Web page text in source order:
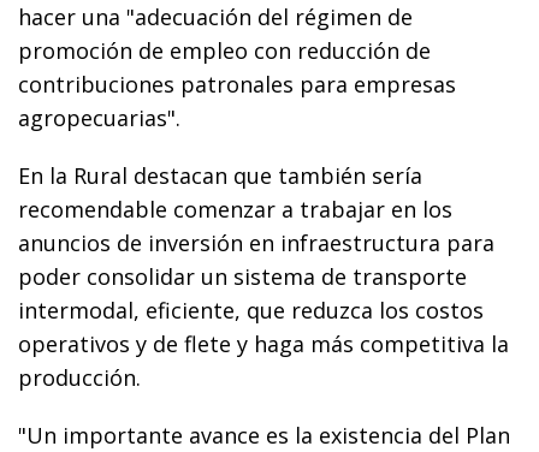
hacer una "adecuación del régimen de
promoción de empleo con reducción de
contribuciones patronales para empresas
agropecuarias".
En la Rural destacan que también sería
recomendable comenzar a trabajar en los
anuncios de inversión en infraestructura para
poder consolidar un sistema de transporte
intermodal, eficiente, que reduzca los costos
operativos y de flete y haga más competitiva la
producción.
"Un importante avance es la existencia del Plan